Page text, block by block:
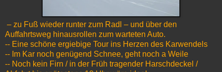
– zu Fuß wieder runter zum Radl – und über den
Auffahrtsweg hinausrollen zum warteten Auto.
-- Eine schöne ergiebige Tour ins Herzen des Karwendels
-- Im Kar noch genügend Schnee, geht noch a Weile
-- Noch kein Firn / in der Früh tragender Harschdeckel /